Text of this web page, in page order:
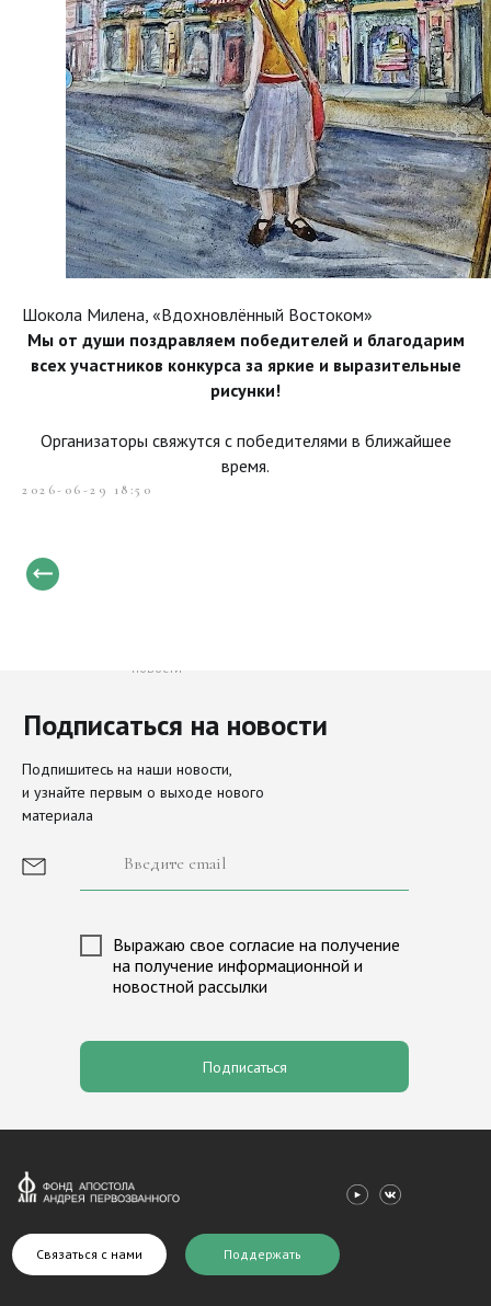
Шокола Милена, «Вдохновлённый Востоком»
Мы от души поздравляем победителей и благодарим
всех участников конкурса за яркие и выразительные
рисунки!
Организаторы свяжутся с победителями в ближайшее
время.
2026-06-29 18:50
Подписаться на новости
Подпишитесь на наши новости,
и узнайте первым о выходе нового
материала
Выражаю свое согласие на получение
на получение информационной и
новостной рассылки
Подписаться
новости
Поддержать
Связаться с нами
Направления
О Фонде
История фонда
Лига исторических игр